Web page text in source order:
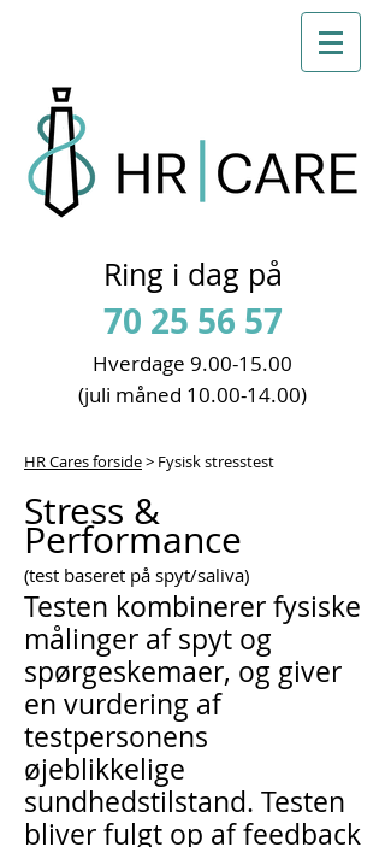
Ring i dag på
70 25 56 57
Hverdage 9.00-15.00
(juli måned 10.00-14.00)
HR Cares forside> Fysisk stresstest
Stress &
Performance
(test baseret på spyt/saliva)
Testen kombinerer fysiske
målinger af spyt og
spørgeskemaer, og giver
en vurdering af
testpersonens
øjeblikkelige
sundhedstilstand. Testen
bliver fulgt op af feedback